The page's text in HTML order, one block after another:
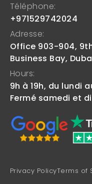
Téléphone:
+971529742024
Adresse:
Office 903-904,
Business Bay,
Hours:
9h à 19h, du lundi
Fermé samedi et
Privacy PolicyTerms of